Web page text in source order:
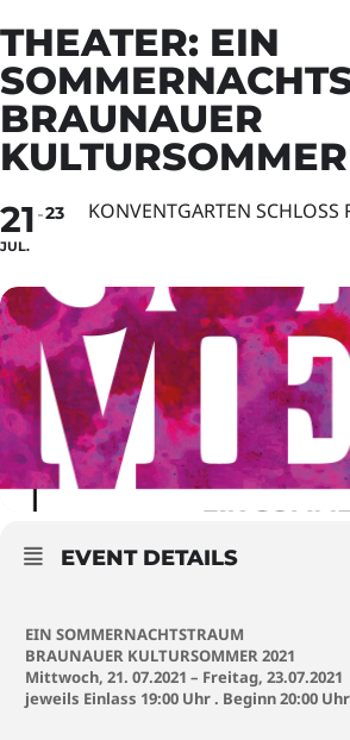
THEATER: EIN
BRAUNAUER
21
JUL.
23 KONVENTGARTEN SCHLOSS
EVENT DETAILS
EIN SOMMERNACHTSTRAUM
BRAUNAUER KULTURSOMMER 2021
Mittwoch, 21. 07.2021 – Freitag, 23.07.2021
jeweils Einlass 19:00 Uhr . Beginn 20:00 Uhr